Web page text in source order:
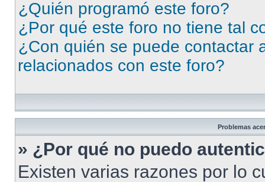
¿Quién programó este foro?
¿Por qué este foro no tiene tal
¿Con quién se puede contactar
relacionados con este foro?
Problemas
» ¿Por qué no puedo
Existen varias razones por lo